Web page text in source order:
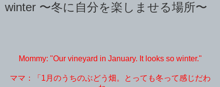
winter 〜冬に自分を楽しませる場所〜
Mommy: "Our vineyard in January. It looks so winter."
ママ：「1月のうちのぶどう畑。とっても冬って感じだわ